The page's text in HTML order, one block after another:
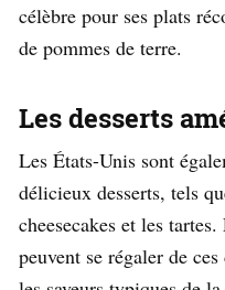
célèbre pour ses plats
de pommes de terre.
Les desserts
Les États-Unis sont
délicieux desserts, tels
cheesecakes et les
peuvent se régaler de